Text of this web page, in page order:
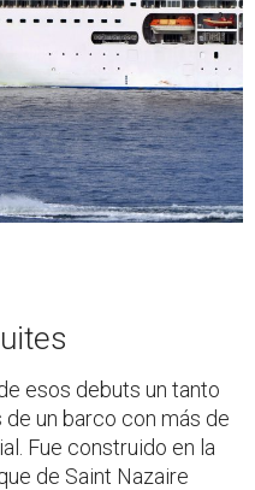
esos debuts un tanto
un barco con más de
Fue construido en la
de Saint Nazaire